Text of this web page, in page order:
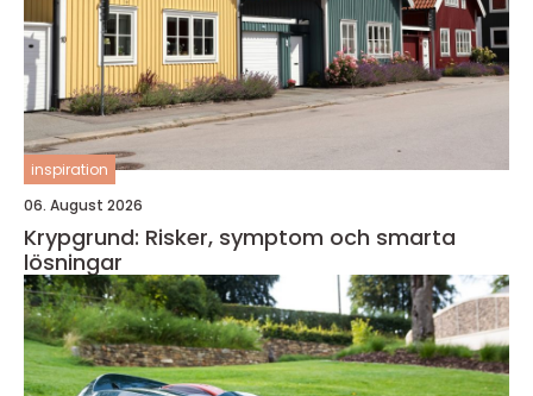
inspiration
06. August 2026
Krypgrund: Risker, symptom och smarta
lösningar